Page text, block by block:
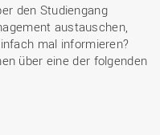
den Studiengang
austauschen,
mal informieren?
über eine der folgenden